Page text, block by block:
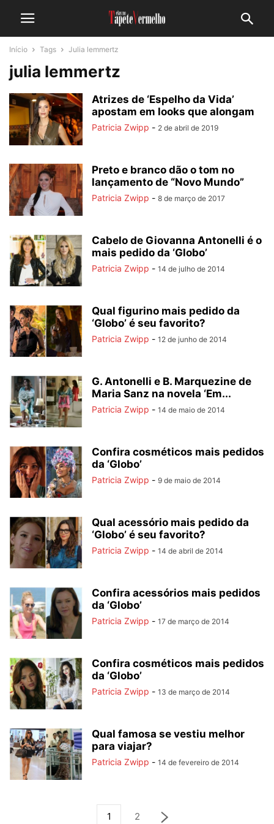
Início Tags Julia lemmertz
julia lemmertz
Atrizes de ‘Espelho da Vida’
apostam em looks que alongam
Patricia Zwipp - 2 de abril de 2019
Preto e branco dão o tom no
lançamento de “Novo Mundo”
Patricia Zwipp - 8 de março de 2017
Cabelo de Giovanna Antonelli é o
mais pedido da ‘Globo’
Patricia Zwipp - 14 de julho de 2014
Qual figurino mais pedido da
‘Globo’ é seu favorito?
Patricia Zwipp - 12 de junho de 2014
G. Antonelli e B. Marquezine de
Maria Sanz na novela ‘Em...
Patricia Zwipp - 14 de maio de 2014
Confira cosméticos mais pedidos
da ‘Globo’
Patricia Zwipp - 9 de maio de 2014
Qual acessório mais pedido da
‘Globo’ é seu favorito?
Patricia Zwipp - 14 de abril de 2014
Confira acessórios mais pedidos
da ‘Globo’
Patricia Zwipp - 17 de março de 2014
Confira cosméticos mais pedidos
da ‘Globo’
Patricia Zwipp - 13 de março de 2014
Qual famosa se vestiu melhor
para viajar?
Patricia Zwipp - 14 de fevereiro de 2014
1 2